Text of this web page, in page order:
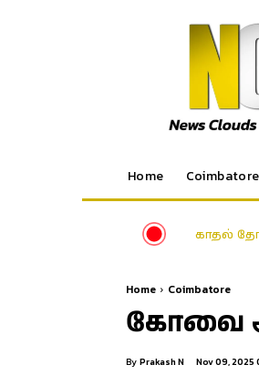
Home Coimbatore
காதல்
Home Coimbatore
கோவை
By Prakash N Nov 09, 2025